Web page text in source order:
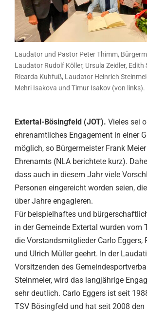
Laudator und Pastor Peter Thimm,
Laudator Rudolf Köller, Ursula Zeidler, Edith
Ricarda Kuhfuß, Laudator Heinrich
Mehri Isakova und Timur Isakov (von links).
Extertal-Bösingfeld (JOT). Vieles sei
ehrenamtliches Engagement in einer
möglich, so Bürgermeister Frank
Ehrenamts (NLA berichtete kurz).
dass auch in diesem Jahr viele
Personen eingereicht worden seien,
über Jahre engagieren.
Für beispielhaftes und
in der Gemeinde Extertal wurden vom
die Vorstandsmitglieder Carlo Eggers,
und Ulrich Müller geehrt. In der
Vorsitzenden des
Steinmeier, wird das langjährige
sehr deutlich. Carlo Eggers ist seit
TSV Bösingfeld und hat seit 2008 den